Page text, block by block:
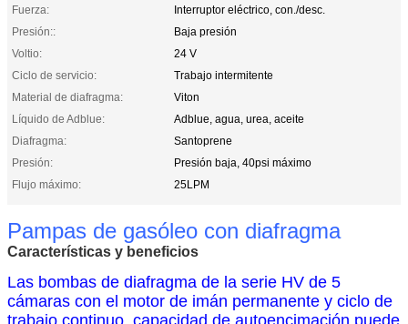
Fuerza:
Interruptor eléctrico, con./desc.
Presión::
Baja presión
Voltio:
24 V
Ciclo de servicio:
Trabajo intermitente
Material de diafragma:
Viton
Líquido de Adblue:
Adblue, agua, urea, aceite
Diafragma:
Santoprene
Presión:
Presión baja, 40psi máximo
Flujo máximo:
25LPM
Pampas de gasóleo con diafragma
Características y beneficios
Las bombas de diafragma de la serie HV de 5
cámaras con el motor de imán permanente y ciclo de
trabajo continuo, capacidad de autoencimación puede